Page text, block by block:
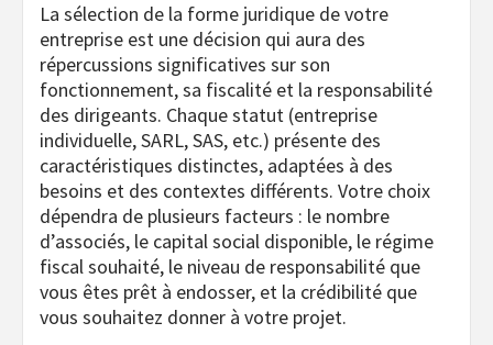
La sélection de la forme juridique de votre
entreprise est une décision qui aura des
répercussions significatives sur son
fonctionnement, sa fiscalité et la responsabilité
des dirigeants. Chaque statut (entreprise
individuelle, SARL, SAS, etc.) présente des
caractéristiques distinctes, adaptées à des
besoins et des contextes différents. Votre choix
dépendra de plusieurs facteurs : le nombre
d’associés, le capital social disponible, le régime
fiscal souhaité, le niveau de responsabilité que
vous êtes prêt à endosser, et la crédibilité que
vous souhaitez donner à votre projet.